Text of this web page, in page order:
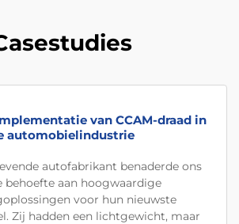
van CCAM-draad in
automobielindustrie
autofabrikant benaderde ons
behoefte aan hoogwaardige
voor hun nieuwste
Zij hadden een lichtgewicht, maar